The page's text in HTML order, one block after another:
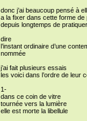
donc j’ai beaucoup pensé à
a la fixer dans cette forme de
depuis longtemps de
dire
l’instant ordinaire d’une
nommée
j’ai fait plusieurs essais
les voici dans l’ordre de leur
1-
dans ce coin de vitre
tournée vers la lumière
elle est morte la libellule